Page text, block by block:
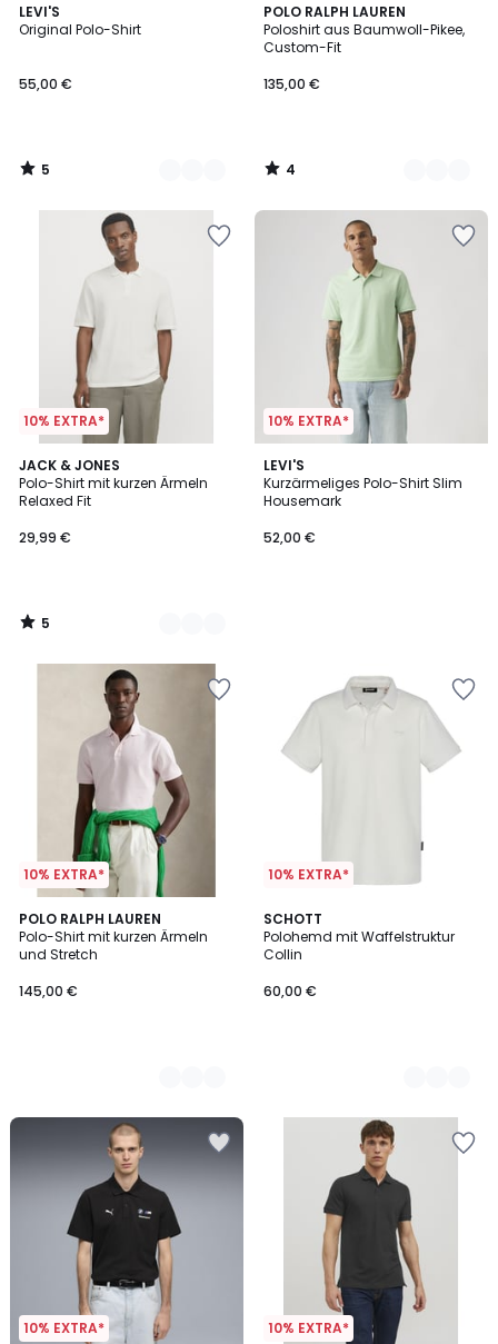
LEVI'S
Original Polo-Shirt
55,00 €
5
/
2
Farben
5
/
POLO RALPH LAUREN
Poloshirt aus Baumwoll-Pikee,
Custom-Fit
135,00 €
4
/
5
4
Farben
4
/
10% EXTRA*
JACK & JONES
Polo-Shirt mit kurzen Ärmeln
Relaxed Fit
29,99 €
5
/
5
2
Farben
5
/
10% EXTRA*
LEVI'S
Kurzärmeliges Polo-Shirt Slim
Housemark
52,00 €
10% EXTRA*
POLO RALPH LAUREN
Polo-Shirt mit kurzen Ärmeln
und Stretch
145,00 €
2
Farben
10% EXTRA*
SCHOTT
Polohemd mit Waffelstruktur
Collin
60,00 €
2
Farben
10% EXTRA* 10% EXTRA*